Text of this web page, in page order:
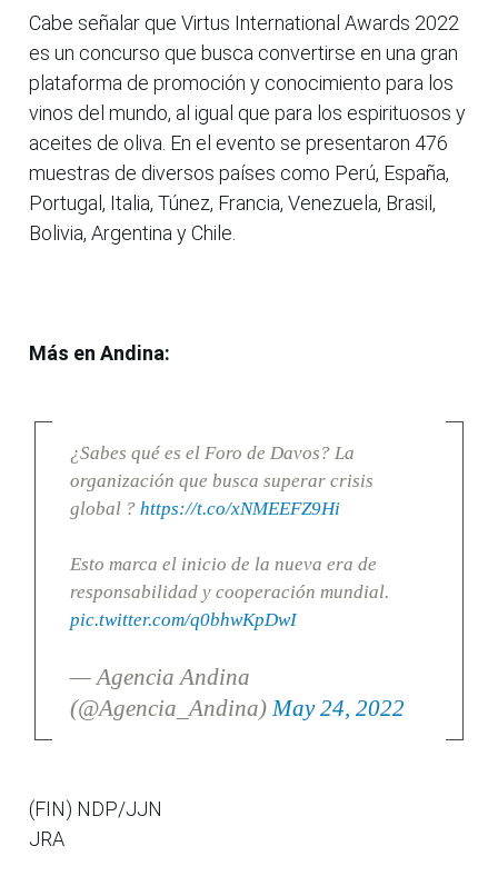
Cabe señalar que Virtus International Awards 2022
es un concurso que busca convertirse en una gran
plataforma de promoción y conocimiento para los
vinos del mundo, al igual que para los espirituosos y
aceites de oliva. En el evento se presentaron 476
muestras de diversos países como Perú, España,
Portugal, Italia, Túnez, Francia, Venezuela, Brasil,
Bolivia, Argentina y Chile.
Más en Andina:
¿Sabes qué es el Foro de Davos? La
organización que busca superar crisis
global ? https://t.co/xNMEEFZ9Hi
Esto marca el inicio de la nueva era de
responsabilidad y cooperación mundial.
pic.twitter.com/q0bhwKpDwI
— Agencia Andina
(@Agencia_Andina) May 24, 2022
(FIN) NDP/JJN
JRA